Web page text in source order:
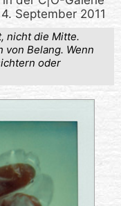
September 2011
nicht die Mitte.
von Belang. Wenn
oder